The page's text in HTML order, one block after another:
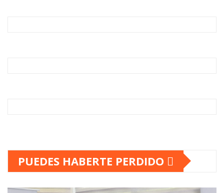
PUEDES HABERTE PERDIDO